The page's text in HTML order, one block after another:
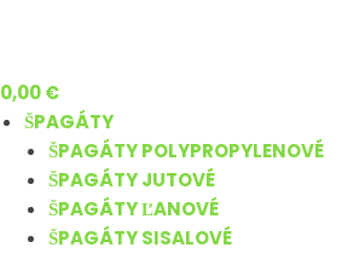
0,00€
ŠPAGÁTY
ŠPAGÁTY POLYPROPYLENOVÉ
ŠPAGÁTY JUTOVÉ
ŠPAGÁTY ĽANOVÉ
ŠPAGÁTY SISALOVÉ